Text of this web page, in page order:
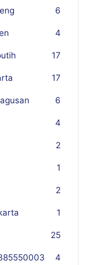
6
4
17
17
6
4
2
1
2
1
25
4